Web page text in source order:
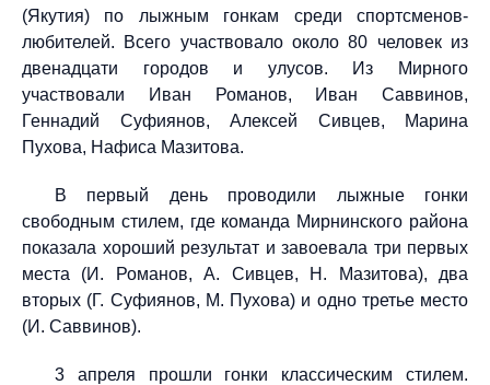
(Якутия) по лыжным гонкам среди спортсменов-
любителей. Всего участвовало около 80 человек из
двенадцати городов и улусов. Из Мирного
участвовали Иван Романов, Иван Саввинов,
Геннадий Суфиянов, Алексей Сивцев, Марина
Пухова, Нафиса Мазитова.
В первый день проводили лыжные гонки
свободным стилем, где команда Мирнинского района
показала хороший результат и завоевала три первых
места (И. Романов, А. Сивцев, Н. Мазитова), два
вторых (Г. Суфиянов, М. Пухова) и одно третье место
(И. Саввинов).
3 апреля прошли гонки классическим стилем.